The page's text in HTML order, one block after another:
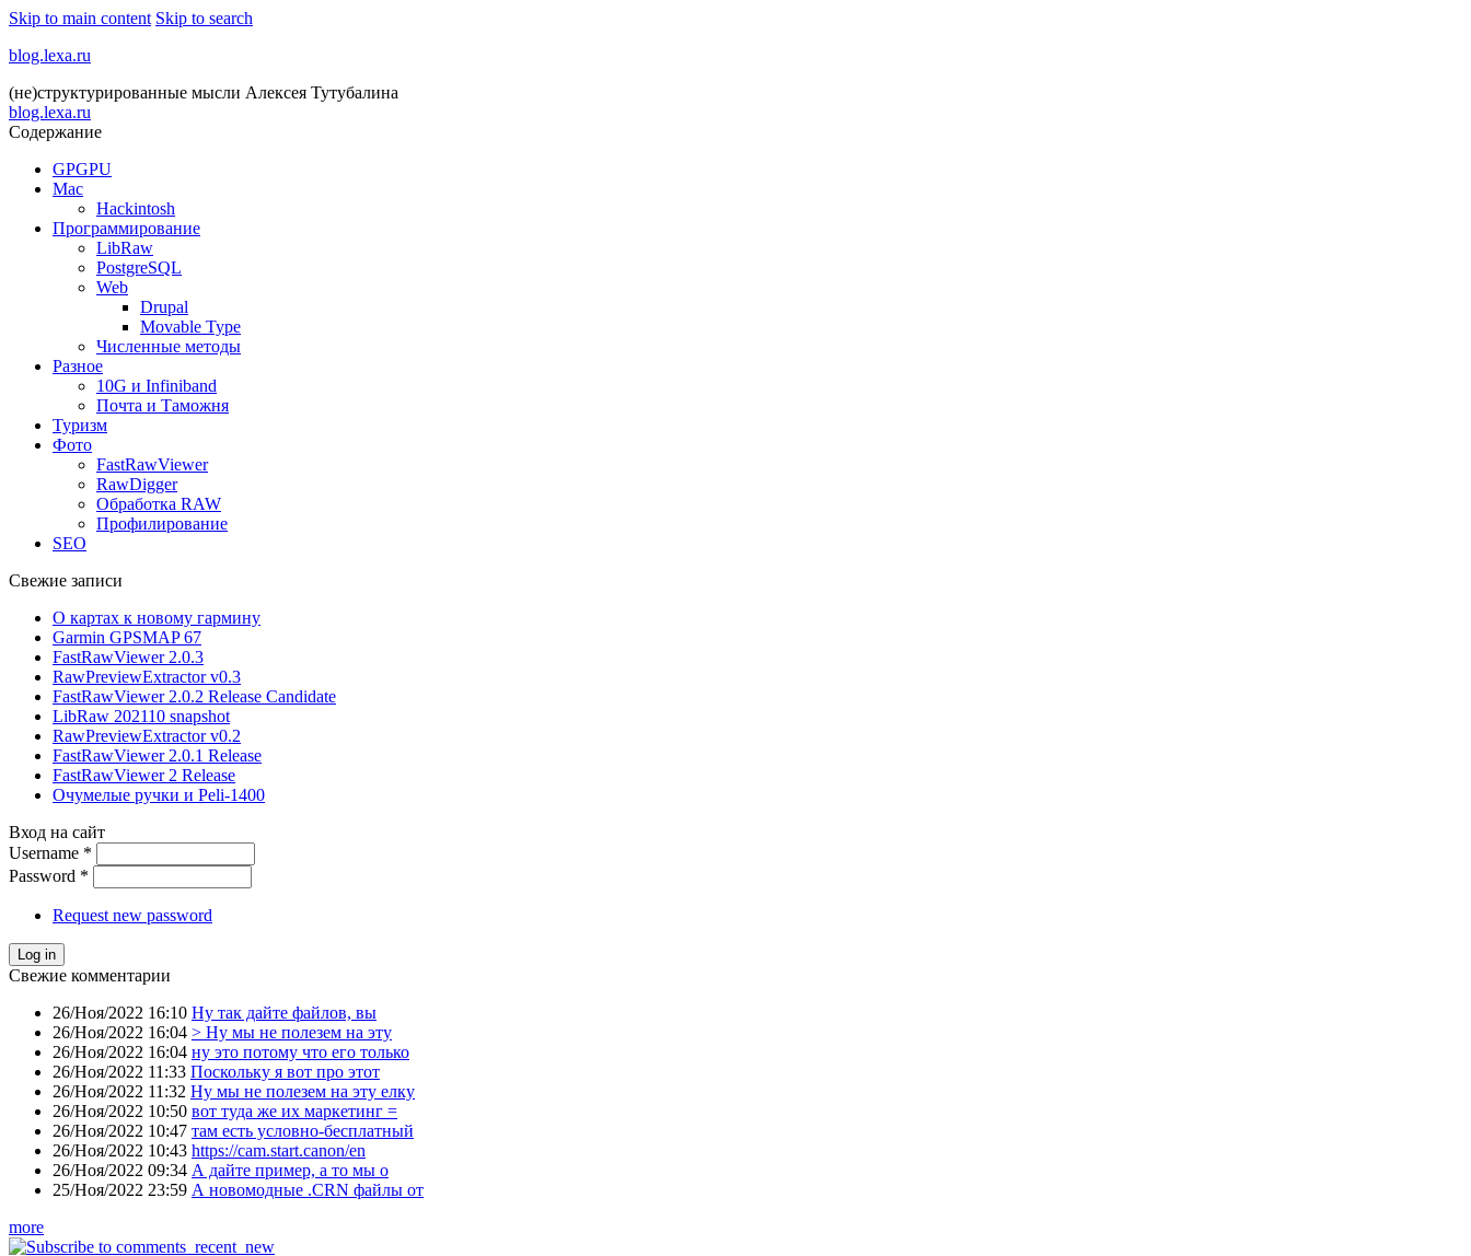
Skip to main content Skip to search
blog.lexa.ru
(не)структурированные мысли Алексея Тутубалина
blog.lexa.ru
Содержание
GPGPU
Mac
Hackintosh
Программирование
LibRaw
PostgreSQL
Web
Drupal
Movable Type
Численные методы
Разное
10G и Infiniband
Почта и Таможня
Туризм
Фото
FastRawViewer
RawDigger
Обработка RAW
Профилирование
SEO
Свежие записи
О картах к новому гармину
Garmin GPSMAP 67
FastRawViewer 2.0.3
RawPreviewExtractor v0.3
FastRawViewer 2.0.2 Release Candidate
LibRaw 202110 snapshot
RawPreviewExtractor v0.2
FastRawViewer 2.0.1 Release
FastRawViewer 2 Release
Очумелые ручки и Peli-1400
Вход на сайт
Username *
Password *
Request new password
Свежие комментарии
26/Ноя/2022 16:10 Ну так дайте файлов, вы
26/Ноя/2022 16:04 > Ну мы не полезем на эту
26/Ноя/2022 16:04 ну это потому что его только
26/Ноя/2022 11:33 Поскольку я вот про этот
26/Ноя/2022 11:32 Ну мы не полезем на эту елку
26/Ноя/2022 10:50 вот туда же их маркетинг =
26/Ноя/2022 10:47 там есть условно-бесплатный
26/Ноя/2022 10:43 https://cam.start.canon/en
26/Ноя/2022 09:34 А дайте пример, а то мы о
25/Ноя/2022 23:59 А новомодные .CRN файлы от
more